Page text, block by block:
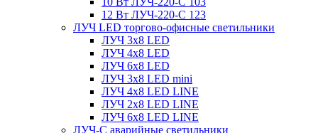
12 Вт ЛУЧ-220-С 123
ЛУЧ LED торгово-офисные светильники
ЛУЧ 3х8 LED
ЛУЧ 4х8 LED
ЛУЧ 6х8 LED
ЛУЧ 3х8 LED mini
ЛУЧ 4х8 LED LINE
ЛУЧ 2х8 LED LINE
ЛУЧ 6х8 LED LINE
ЛУЧ-С аварийные светильники